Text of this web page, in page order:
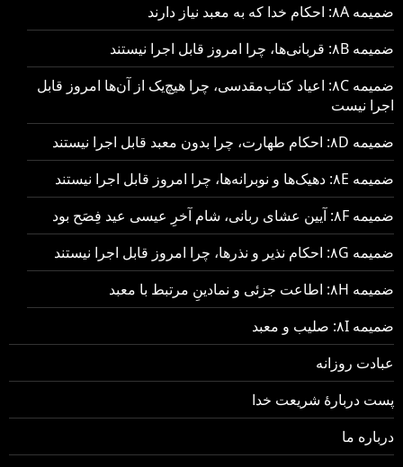
ضمیمه ۸A: احکام خدا که به معبد نیاز دارند
ضمیمه ۸B: قربانی‌ها، چرا امروز قابل اجرا نیستند
ضمیمه ۸C: اعیاد کتاب‌مقدسی، چرا هیچ‌یک از آن‌ها امروز قابل
اجرا نیست
ضمیمه ۸D: احکام طهارت، چرا بدون معبد قابل اجرا نیستند
ضمیمه ۸E: دهیک‌ها و نوبرانه‌ها، چرا امروز قابل اجرا نیستند
ضمیمه ۸F: آیین عشای ربانی، شام آخرِ عیسی عید فِصَح بود
ضمیمه ۸G: احکام نذیر و نذرها، چرا امروز قابل اجرا نیستند
ضمیمه ۸H: اطاعت جزئی و نمادینِ مرتبط با معبد
ضمیمه ۸I: صلیب و معبد
عبادت روزانه
پست دربارهٔ شریعت خدا
درباره ما